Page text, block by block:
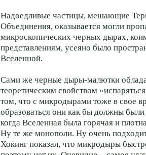
Надоедливые частицы, мешающие
Объединения, оказывается могли
микроскопических черных дырах,
представлениям, усеяно было
Вселенной.
Сами же черные дыры-малютки
теоретическим свойством
том, что с микродырами тоже в свое
образоваться они как бы должны
когда Вселенная была горячая и
Ну те же монополи. Ну очень
Хокинг показал, что микродыры